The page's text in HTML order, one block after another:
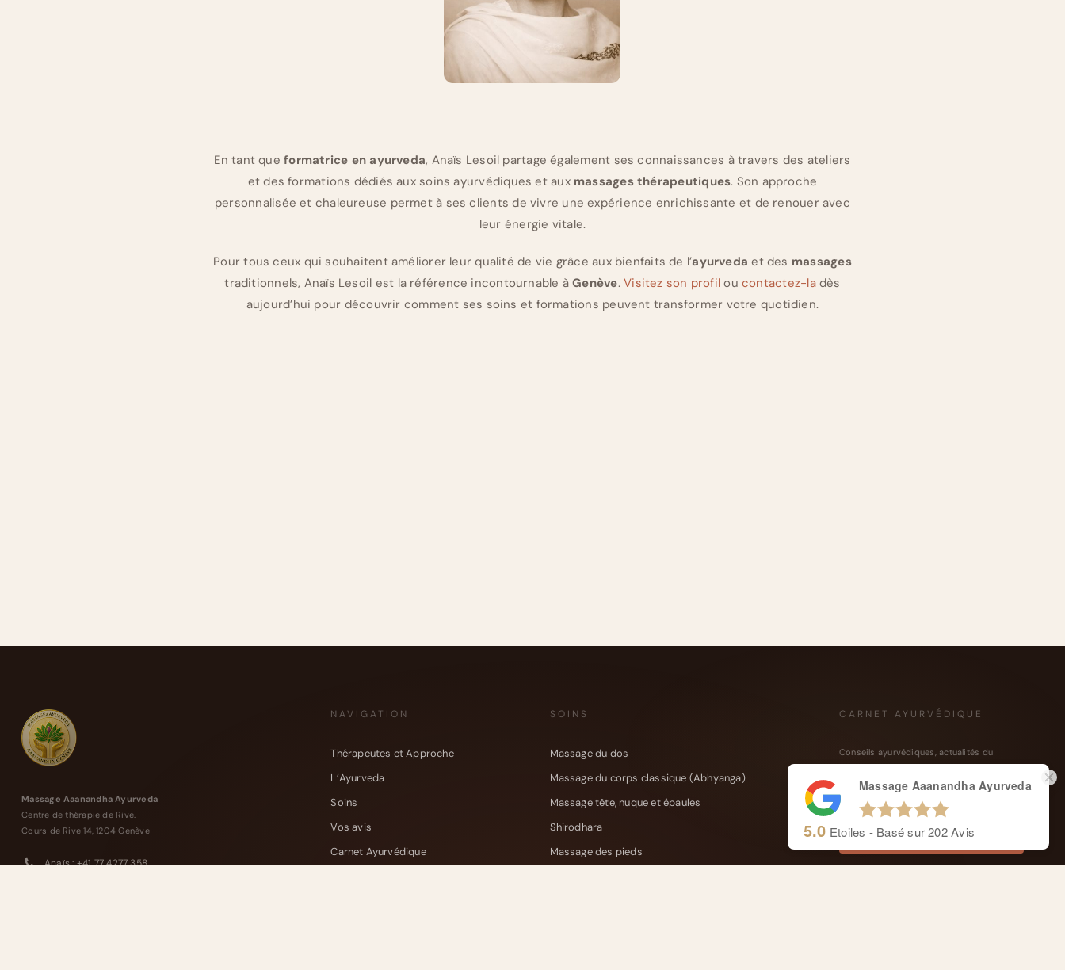
En tant queformatrice en ayurveda, Anaïs Lesoil partage également ses connaissances à travers des ateliers
et des formations dédiés aux soins ayurvédiques et aux massages thérapeutiques. Son approche
personnalisée et chaleureuse permet à ses clients de vivre une expérience enrichissante et de renouer avec
leur énergie vitale.
Pour tous ceux qui souhaitent améliorer leur qualité de vie grâce aux bienfaits de l’ayurveda et des massages
traditionnels, Anaïs Lesoil est la référence incontournable àGenève.Visitez son profil oucontactez-ladès
aujourd’hui pour découvrir comment ses soins et formations peuvent transformer votre quotidien.
Massage Aaanandha Ayurveda
Centre de thérapie de Rive.
Cours de Rive 14, 1204 Genève
Anaïs : +41 77 4277 358
NAVIGATION
Thérapeutes et Approche
L’Ayurveda
Soins
Vos avis
Carnet Ayurvédique
SOINS
Massage du dos
Massage du corps classique (Abhyanga)
Massage tête, nuque et épaules
Shirodhara
Massage des pieds
CARNET AYURVÉDIQUE
Conseils ayurvédiques, actualités du
Massage Aaanandha Ayurveda
5.0 Etoiles - Basé sur202Avis